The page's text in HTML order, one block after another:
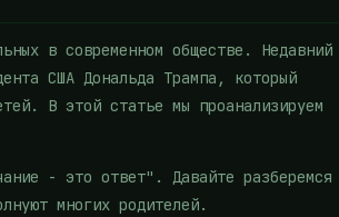
в современном обществе. Недавний
США Дональда Трампа, который
В этой статье мы проанализируем
- это ответ". Давайте разберемся
многих родителей.